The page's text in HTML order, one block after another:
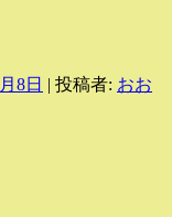
8日 | 投稿者: おお